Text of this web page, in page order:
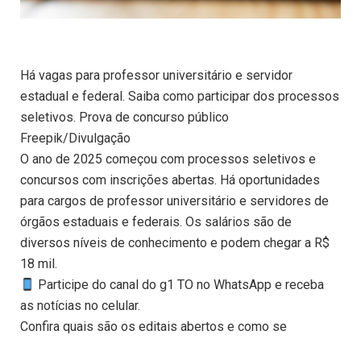
Há vagas para professor universitário e servidor
estadual e federal. Saiba como participar dos processos
seletivos. Prova de concurso público
Freepik/Divulgação
O ano de 2025 começou com processos seletivos e
concursos com inscrições abertas. Há oportunidades
para cargos de professor universitário e servidores de
órgãos estaduais e federais. Os salários são de
diversos níveis de conhecimento e podem chegar a R$
18 mil.
Participe do canal do g1 TO no WhatsApp e receba
as notícias no celular.
Confira quais são os editais abertos e como se